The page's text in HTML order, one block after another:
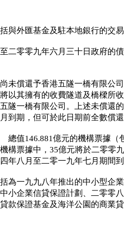
與外匯基金及駐本地銀行的交
二零零九年六月三十日政府的
未償還予香港五隧一橋有限公
以其擁有的收費隧道及橋樑所
隧一橋有限公司。上述未償還
到期，但可於此日期前全數償
總值146.881億元的機構票據（
構票據中，35億元將於二零零
年八月至二零一九年七月期間
為一九九八年推出的中小型企
小企業信貸保證計劃、二零零
款保證基金及海洋公園的商業